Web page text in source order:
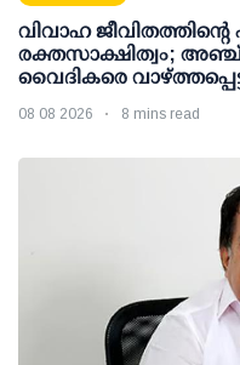
വിവാഹ
രക്തസാക്ഷിത്വം;
വൈദികരെ
08 08 2026 8 mins read